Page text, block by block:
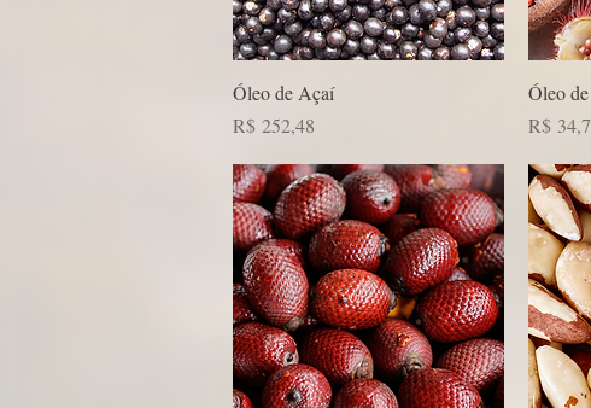
Visualização rápida
Óleo de Açaí
Preço
R$ 252,48
Óleo
Preço
R$